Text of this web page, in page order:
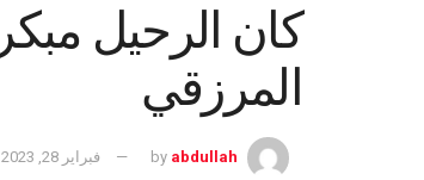
كان الرحيل
المرزقي
by abdullah فبراير 28, 2023